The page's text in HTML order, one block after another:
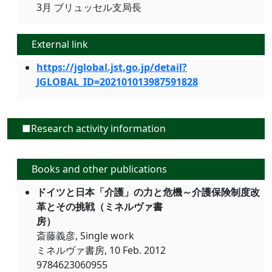
3月 ブリュッセル支局長
External link
https://jglobal.jst.go.jp/detail?
JGLOBAL_ID=202101013987591828
■Research activity information
Books and other publications
ドイツと日本「介護」の力と危機～介護保険制度改
革とその挑戦（ミネルヴァ書
房）
斎藤義彦, Single work
ミネルヴァ書房, 10 Feb. 2012
9784623060955